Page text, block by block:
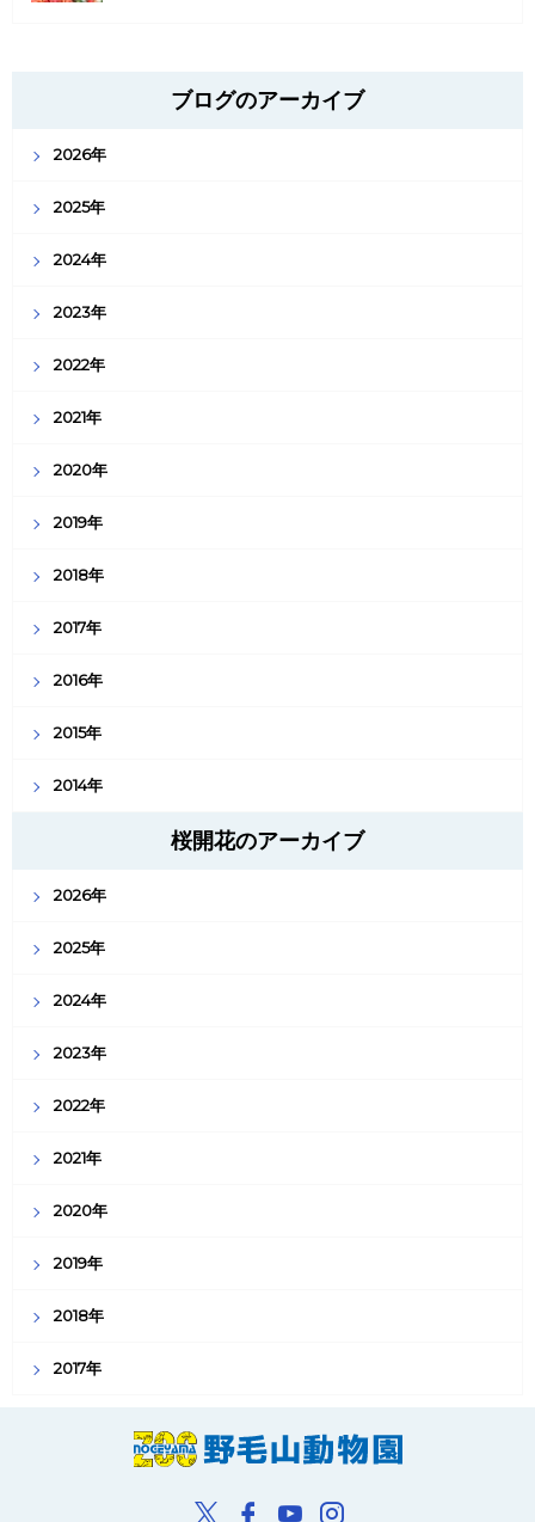
ブログのアーカイブ
2026年
2025年
2024年
2023年
2022年
2021年
2020年
2019年
2018年
2017年
2016年
2015年
2014年
桜開花のアーカイブ
2026年
2025年
2024年
2023年
2022年
2021年
2020年
2019年
2018年
2017年